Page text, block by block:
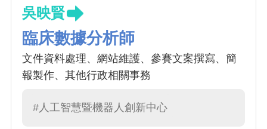
吳映賢
臨床數據分析師
文件資料處理、網站維護、參賽文案撰寫、簡
報製作、其他行政相關事務
#人工智慧暨機器人創新中心